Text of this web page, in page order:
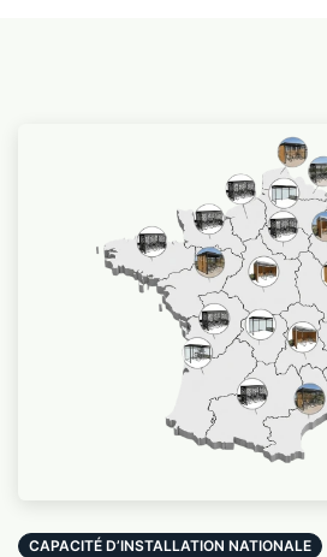
CAPACITÉ D’INSTALLATION NATIONALE